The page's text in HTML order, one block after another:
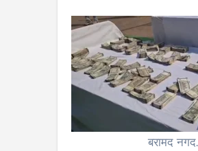
बरामद